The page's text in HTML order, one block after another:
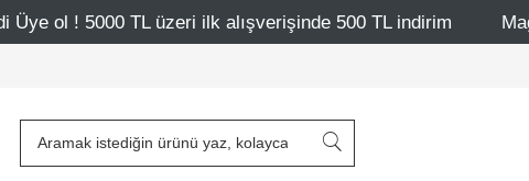
ilk alışverişinde 500 TL indirim Mağazalarımız –